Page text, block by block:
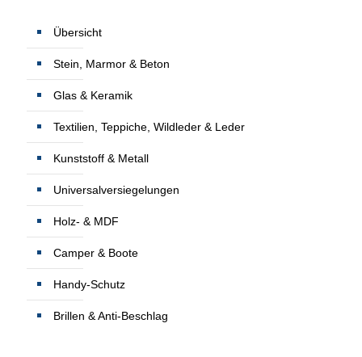
Übersicht
Stein, Marmor & Beton
Glas & Keramik
Textilien, Teppiche, Wildleder & Leder
Kunststoff & Metall
Universalversiegelungen
Holz- & MDF
Camper & Boote
Handy-Schutz
Brillen & Anti-Beschlag